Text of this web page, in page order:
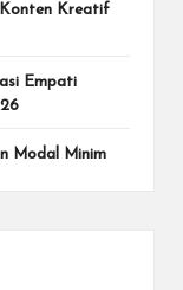
Kreatif
Empati
Modal Minim